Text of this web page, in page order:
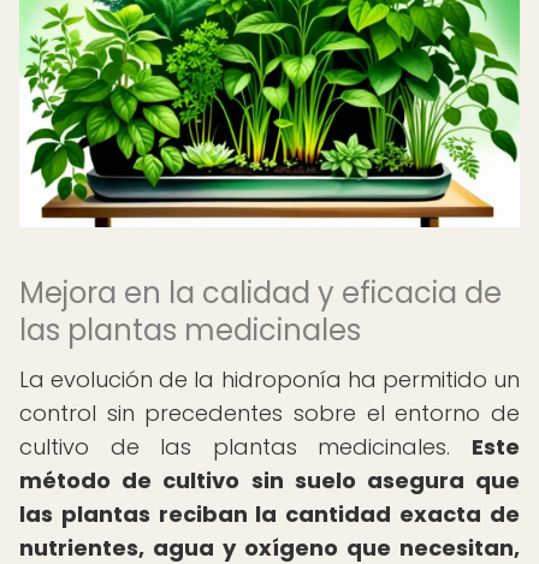
Mejora en la calidad y eficacia de
las plantas medicinales
La evolución de la hidroponía ha permitido un
control sin precedentes sobre el entorno de
cultivo de las plantas medicinales. Este
método de cultivo sin suelo asegura que
las plantas reciban la cantidad exacta de
nutrientes, agua y oxígeno que necesitan,